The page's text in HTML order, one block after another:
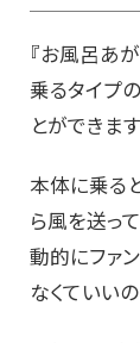
『お風呂あ
乗るタイプ
とができます
本体に乗る
ら風を送っ
動的にファ
なくていい